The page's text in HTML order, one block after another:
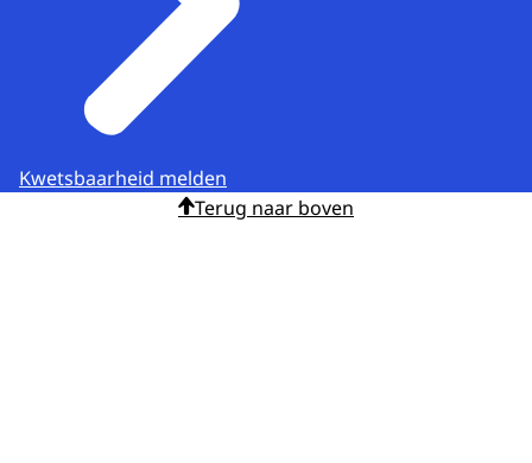
Kwetsbaarheid melden
Terug naar boven